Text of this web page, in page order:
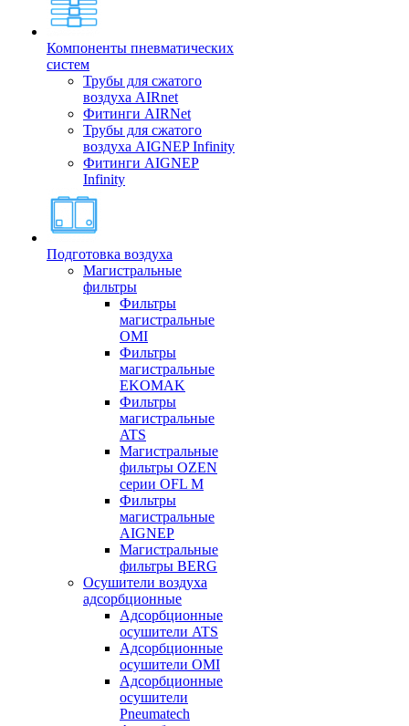
Компоненты пневматических
систем
Трубы для сжатого
воздуха AIRnet
Фитинги AIRNet
Трубы для сжатого
воздуха AIGNEP Infinity
Фитинги AIGNEP
Infinity
Подготовка воздуха
Магистральные
фильтры
Фильтры
магистральные
OMI
Фильтры
магистральные
EKOMAK
Фильтры
магистральные
ATS
Магистральные
фильтры OZEN
серии OFL M
Фильтры
магистральные
AIGNEP
Магистральные
фильтры BERG
Осушители воздуха
адсорбционные
Адсорбционные
осушители ATS
Адсорбционные
осушители OMI
Адсорбционные
осушители
Pneumatech